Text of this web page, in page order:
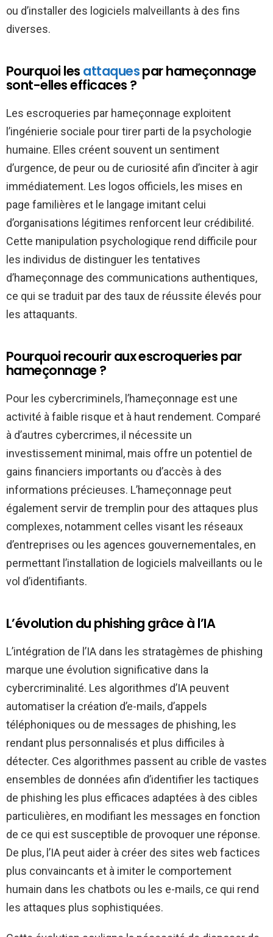
ou d’installer des logiciels malveillants à des fins
diverses.
Pourquoi les attaquespar hameçonnage
sont-elles efficaces ?
Les escroqueries par hameçonnage exploitent
l’ingénierie sociale pour tirer parti de la psychologie
humaine. Elles créent souvent un sentiment
d’urgence, de peur ou de curiosité afin d’inciter à agir
immédiatement. Les logos officiels, les mises en
page familières et le langage imitant celui
d’organisations légitimes renforcent leur crédibilité.
Cette manipulation psychologique rend difficile pour
les individus de distinguer les tentatives
d’hameçonnage des communications authentiques,
ce qui se traduit par des taux de réussite élevés pour
les attaquants.
Pourquoi recourir aux escroqueries par
hameçonnage ?
Pour les cybercriminels, l’hameçonnage est une
activité à faible risque et à haut rendement. Comparé
à d’autres cybercrimes, il nécessite un
investissement minimal, mais offre un potentiel de
gains financiers importants ou d’accès à des
informations précieuses. L’hameçonnage peut
également servir de tremplin pour des attaques plus
complexes, notamment celles visant les réseaux
d’entreprises ou les agences gouvernementales, en
permettant l’installation de logiciels malveillants ou le
vol d’identifiants.
L’évolution du phishing grâce à l’IA
L’intégration de l’IA dans les stratagèmes de phishing
marque une évolution significative dans la
cybercriminalité. Les algorithmes d’IA peuvent
automatiser la création d’e-mails, d’appels
téléphoniques ou de messages de phishing, les
rendant plus personnalisés et plus difficiles à
détecter. Ces algorithmes passent au crible de vastes
ensembles de données afin d’identifier les tactiques
de phishing les plus efficaces adaptées à des cibles
particulières, en modifiant les messages en fonction
de ce qui est susceptible de provoquer une réponse.
De plus, l’IA peut aider à créer des sites web factices
plus convaincants et à imiter le comportement
humain dans les chatbots ou les e-mails, ce qui rend
les attaques plus sophistiquées.